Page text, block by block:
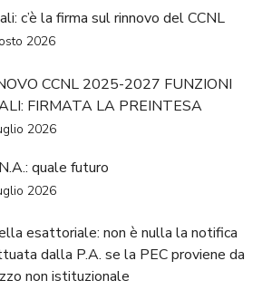
c’è la firma sul rinnovo del CCNL
2026
CCNL 2025-2027 FUNZIONI
FIRMATA LA PREINTESA
2026
quale futuro
2026
esattoriale: non è nulla la notifica
dalla P.A. se la PEC proviene da
non istituzionale